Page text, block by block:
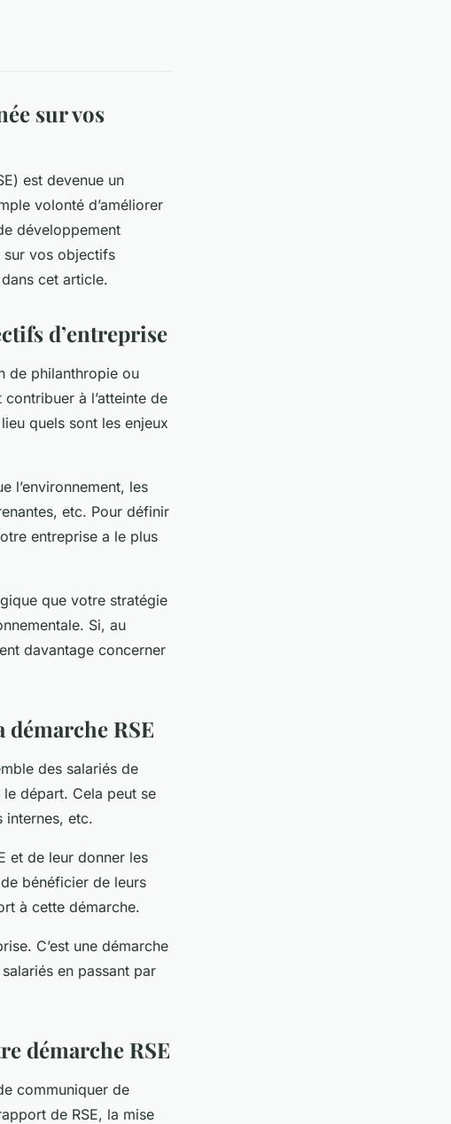
sur vos
est devenue un
volonté d’améliorer
développement
sur vos objectifs
cet article.
d’entreprise
de philanthropie ou
à l’atteinte de
quels sont les enjeux
l’environnement, les
etc. Pour définir
entreprise a le plus
que votre stratégie
Si, au
davantage concerner
RSE
des salariés de
départ. Cela peut se
internes, etc.
et de leur donner les
bénéficier de leurs
à cette démarche.
C’est une démarche
en passant par
démarche RSE
communiquer de
de RSE, la mise